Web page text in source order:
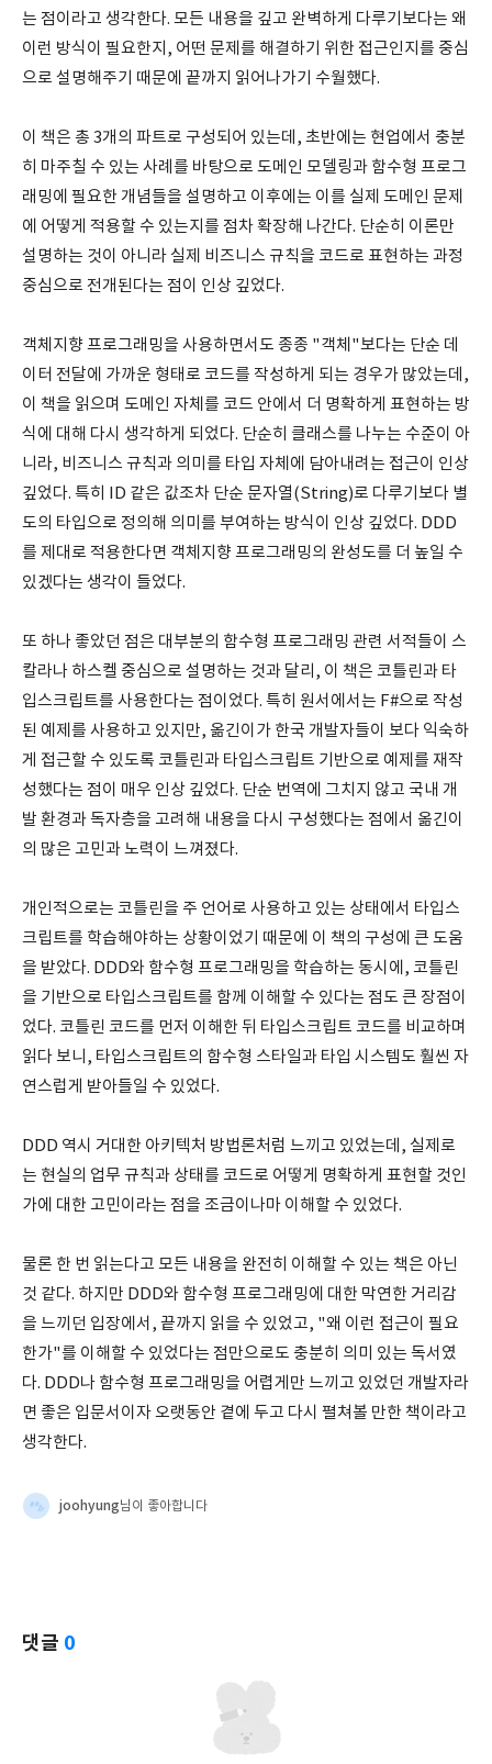
는 점이라고 생각한다. 모든 내용을 깊고 완벽하게 다루기보다는 왜
이런 방식이 필요한지, 어떤 문제를 해결하기 위한 접근인지를 중심
으로 설명해주기 때문에 끝까지 읽어나가기 수월했다.
이 책은 총 3개의 파트로 구성되어 있는데, 초반에는 현업에서 충분
히 마주칠 수 있는 사례를 바탕으로 도메인 모델링과 함수형 프로그
래밍에 필요한 개념들을 설명하고 이후에는 이를 실제 도메인 문제
에 어떻게 적용할 수 있는지를 점차 확장해 나간다. 단순히 이론만
설명하는 것이 아니라 실제 비즈니스 규칙을 코드로 표현하는 과정
중심으로 전개된다는 점이 인상 깊었다.
객체지향 프로그래밍을 사용하면서도 종종 "객체"보다는 단순 데
이터 전달에 가까운 형태로 코드를 작성하게 되는 경우가 많았는데,
이 책을 읽으며 도메인 자체를 코드 안에서 더 명확하게 표현하는 방
식에 대해 다시 생각하게 되었다. 단순히 클래스를 나누는 수준이 아
니라, 비즈니스 규칙과 의미를 타입 자체에 담아내려는 접근이 인상
깊었다. 특히 ID 같은 값조차 단순 문자열(String)로 다루기보다 별
도의 타입으로 정의해 의미를 부여하는 방식이 인상 깊었다. DDD
를 제대로 적용한다면 객체지향 프로그래밍의 완성도를 더 높일 수
있겠다는 생각이 들었다.
또 하나 좋았던 점은 대부분의 함수형 프로그래밍 관련 서적들이 스
칼라나 하스켈 중심으로 설명하는 것과 달리, 이 책은 코틀린과 타
입스크립트를 사용한다는 점이었다. 특히 원서에서는 F#으로 작성
된 예제를 사용하고 있지만, 옮긴이가 한국 개발자들이 보다 익숙하
게 접근할 수 있도록 코틀린과 타입스크립트 기반으로 예제를 재작
성했다는 점이 매우 인상 깊었다. 단순 번역에 그치지 않고 국내 개
발 환경과 독자층을 고려해 내용을 다시 구성했다는 점에서 옮긴이
의 많은 고민과 노력이 느껴졌다.
개인적으로는 코틀린을 주 언어로 사용하고 있는 상태에서 타입스
크립트를 학습해야하는 상황이었기 때문에 이 책의 구성에 큰 도움
을 받았다. DDD와 함수형 프로그래밍을 학습하는 동시에, 코틀린
을 기반으로 타입스크립트를 함께 이해할 수 있다는 점도 큰 장점이
었다. 코틀린 코드를 먼저 이해한 뒤 타입스크립트 코드를 비교하며
읽다 보니, 타입스크립트의 함수형 스타일과 타입 시스템도 훨씬 자
연스럽게 받아들일 수 있었다.
DDD 역시 거대한 아키텍처 방법론처럼 느끼고 있었는데, 실제로
는 현실의 업무 규칙과 상태를 코드로 어떻게 명확하게 표현할 것인
가에 대한 고민이라는 점을 조금이나마 이해할 수 있었다.
물론 한 번 읽는다고 모든 내용을 완전히 이해할 수 있는 책은 아닌
것 같다. 하지만 DDD와 함수형 프로그래밍에 대한 막연한 거리감
을 느끼던 입장에서, 끝까지 읽을 수 있었고, "왜 이런 접근이 필요
한가"를 이해할 수 있었다는 점만으로도 충분히 의미 있는 독서였
다. DDD나 함수형 프로그래밍을 어렵게만 느끼고 있었던 개발자라
면 좋은 입문서이자 오랫동안 곁에 두고 다시 펼쳐볼 만한 책이라고
생각한다.
joohyung님이 좋아합니다
댓글 0